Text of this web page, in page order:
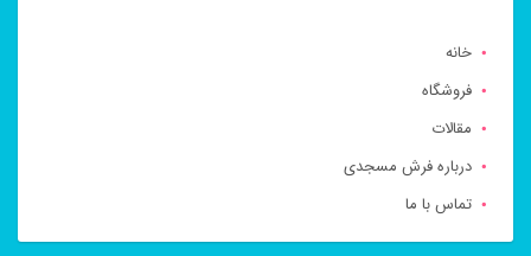
خانه
فروشگاه
مقالات
درباره فرش مسجدی
تماس با ما